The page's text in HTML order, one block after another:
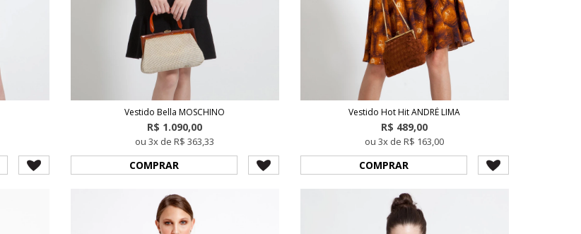
Vestido Bella MOSCHINO
R$ 1.090,00
ou 3x de R$ 363,33
COMPRAR
Vestido Hot Hit ANDRÉ LIMA
R$ 489,00
ou 3x de R$ 163,00
COMPRAR